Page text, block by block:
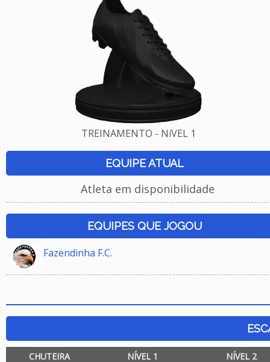
TREINAMENTO - NíVEL 1
EQUIPE ATUAL
Atleta em disponibilidade
EQUIPES QUE JOGOU
Fazendinha F.C.
CHUTEIRA NÍVEL 1 NÍVEL 2